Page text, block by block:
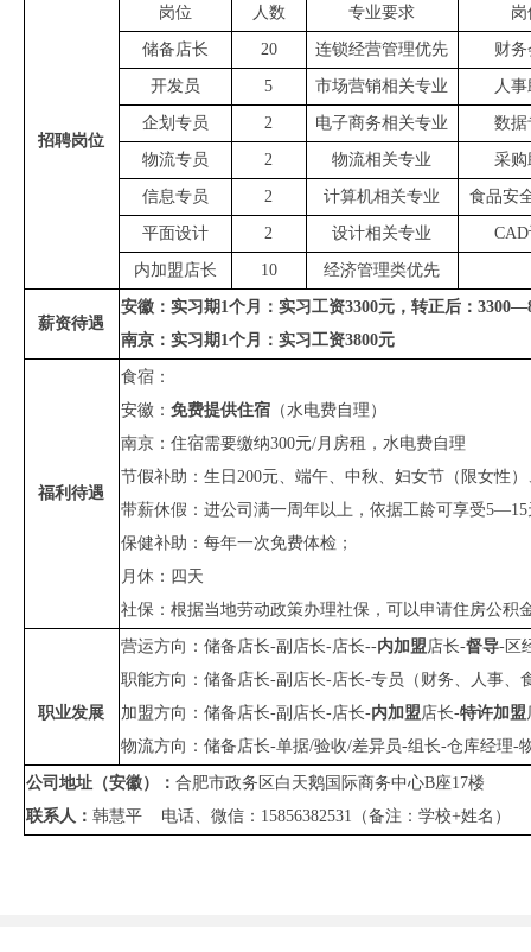
招聘岗位
岗位 人数 专业要求 岗
储备店长 20 连锁经营管理优先 财
开发员 5 市场营销相关专业 人
企划专员 2 电子商务相关专业 数据
物流专员 2 物流相关专业 采购
信息专员 2 计算机相关专业 食品安
平面设计 2 设计相关专业
内加盟店长 10 经济管理类优先
薪资待遇
安徽： 实习期 1个月 ：实习工资3300元， 转正后： 3300—
南京：实习期 1个月：实习工资3800元
福利待遇
食宿：
安徽： 免费提供住宿（水电费自理）
南京：住宿需要缴纳300元/月房租，水电费自理
节假补助：生日 200元、端午、中秋、妇女节（限女性
带薪休假：进公司满一周年以上， 依据工龄可享受5—15
保健补助：每年一次免费体检 ；
月休：四天
社保：根据当地劳动政策办理社保，可以申请住房公积
职业发展
营运方向：储备店长-副店长-店长--内加盟店长-督导-区
职能方向：储备店长-副店长-店长-专员（财务、人事、
加盟方向：储备店长-副店长-店长-内加盟店长-特许加盟
物流方向：储备店长-单据/验收/差异员-组长-仓库经理-
公司 地址（安徽） ： 合肥市政务区白天鹅国际商务中心B座17楼
联系人： 韩慧平 电话、微信： 15856382531（备注：学校+姓名